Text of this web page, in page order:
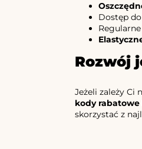
Dostęp
Rozwój
Jeżeli zależy Ci
kody rabatowe
skorzystać z